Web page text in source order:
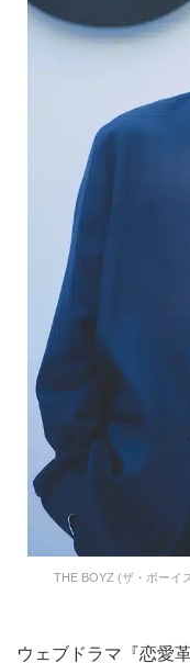
THE BOYZ (ザ・ボーイ
ウェブドラマ『恋愛